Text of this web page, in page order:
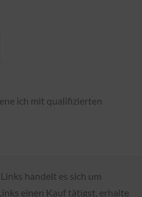
ich mit qualifizierten
handelt es sich um
einen Kauf tätigst, erhalte